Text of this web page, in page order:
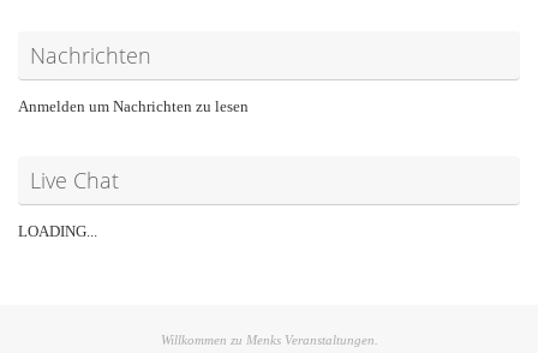
Nachrichten
Anmelden um Nachrichten zu lesen
Live Chat
LOADING...
Willkommen zu Menks Veranstaltungen.